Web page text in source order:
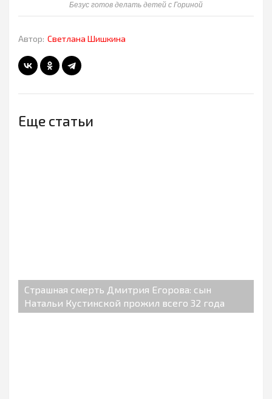
Безус готов делать детей с Гориной
Автор: Светлана Шишкина
Еще статьи
Страшная смерть Дмитрия Егорова: сын
Натальи Кустинской прожил всего 32 года